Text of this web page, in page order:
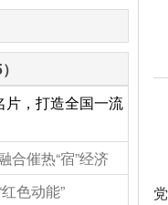
片，打造全国一流
合催热“宿”经济
色动能”